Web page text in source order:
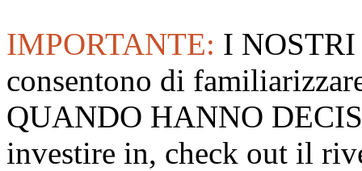
IMPORTANTE: I
consentono di
QUANDO HANNO
investire in, check out il